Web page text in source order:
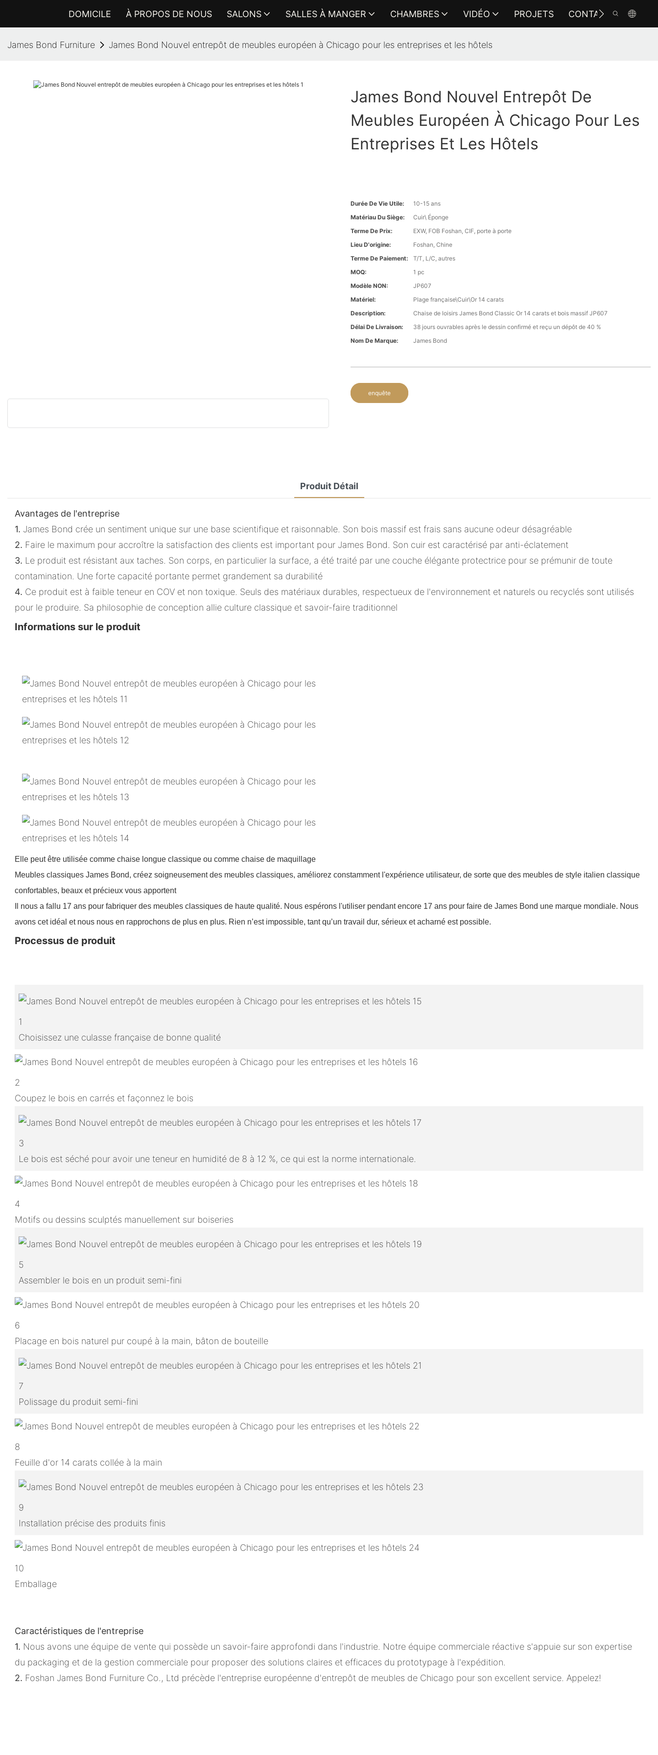
DOMICILE À PROPOS DE NOUS SALONS SALLES À MANGER CHAMBRES VIDÉO PROJETS CONTACTEZ-NOUS
James Bond Furniture James Bond Nouvel entrepôt de meubles européen à Chicago pour les entreprises et les hôtels
James Bond Nouvel Entrepôt De
Meubles Européen À Chicago Pour Les
Entreprises Et Les Hôtels
Durée De Vie Utile:
10-15 ans
Matériau Du Siège:
Cuir\ Éponge
Terme De Prix:
EXW, FOB Foshan, CIF, porte à porte
Lieu D'origine:
Foshan, Chine
Terme De Paiement:
T/T, L/C, autres
MOQ:
1 pc
Modèle NON:
JP607
Matériel:
Plage française\Cuir\Or 14 carats
Description:
Chaise de loisirs James Bond Classic Or 14 carats et bois massif JP607
Délai De Livraison:
38 jours ouvrables après le dessin confirmé et reçu un dépôt de 40 %
Nom De Marque:
James Bond
enquête
Produit Détail
Avantages de l'entreprise
1. James Bond crée un sentiment unique sur une base scientifique et raisonnable. Son bois massif est frais sans aucune odeur désagréable
2. Faire le maximum pour accroître la satisfaction des clients est important pour James Bond. Son cuir est caractérisé par anti-éclatement
3. Le produit est résistant aux taches. Son corps, en particulier la surface, a été traité par une couche élégante protectrice pour se prémunir de toute
contamination. Une forte capacité portante permet grandement sa durabilité
4. Ce produit est à faible teneur en COV et non toxique. Seuls des matériaux durables, respectueux de l'environnement et naturels ou recyclés sont utilisés
pour le produire. Sa philosophie de conception allie culture classique et savoir-faire traditionnel
Informations sur le produit
Elle peut être utilisée comme chaise longue classique ou comme chaise de maquillage
Meubles classiques James Bond, créez soigneusement des meubles classiques, améliorez constamment l'expérience utilisateur, de sorte que des meubles de style italien classique
confortables, beaux et précieux vous apportent
Il nous a fallu 17 ans pour fabriquer des meubles classiques de haute qualité. Nous espérons l'utiliser pendant encore 17 ans pour faire de James Bond une marque mondiale. Nous
avons cet idéal et nous nous en rapprochons de plus en plus. Rien n’est impossible, tant qu’un travail dur, sérieux et acharné est possible.
Processus de produit
1
Choisissez une culasse française de bonne qualité
2
Coupez le bois en carrés et façonnez le bois
3
Le bois est séché pour avoir une teneur en humidité de 8 à 12 %, ce qui est la norme internationale.
4
Motifs ou dessins sculptés manuellement sur boiseries
5
Assembler le bois en un produit semi-fini
6
Placage en bois naturel pur coupé à la main, bâton de bouteille
7
Polissage du produit semi-fini
8
Feuille d'or 14 carats collée à la main
9
Installation précise des produits finis
10
Emballage
Caractéristiques de l'entreprise
1. Nous avons une équipe de vente qui possède un savoir-faire approfondi dans l'industrie. Notre équipe commerciale réactive s'appuie sur son expertise
du packaging et de la gestion commerciale pour proposer des solutions claires et efficaces du prototypage à l'expédition.
2. Foshan James Bond Furniture Co., Ltd précède l'entreprise européenne d'entrepôt de meubles de Chicago pour son excellent service. Appelez!